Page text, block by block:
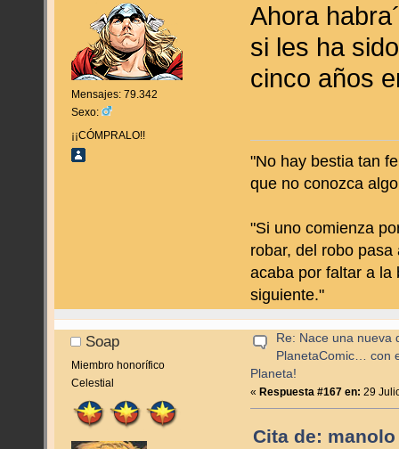
Mensajes: 79.342
Sexo:
¡¡CÓMPRALO!!
Ahora
si les ha
cinco años
"No hay bestia tan
que no conozca
"Si uno comienza
robar, del robo
acaba por faltar a la
siguiente."
Soap
Miembro honorífico
Celestial
Re: Nace una nueva
PlanetaComic… con
Planeta!
« Respuesta #167 en: 29
Cita de: